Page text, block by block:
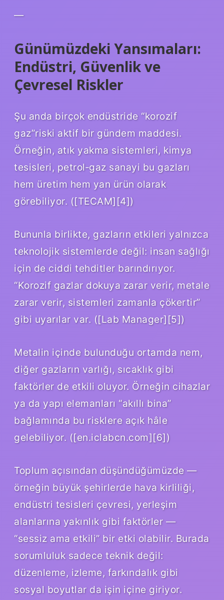
—
Günümüzdeki Yansımaları:
Endüstri, Güvenlik ve
Çevresel Riskler
Şu anda birçok endüstride “korozif
gaz”riski aktif bir gündem maddesi.
Örneğin, atık yakma sistemleri, kimya
tesisleri, petrol‑gaz sanayi bu gazları
hem üretim hem yan ürün olarak
görebiliyor. ([TECAM][4])
Bununla birlikte, gazların etkileri yalnızca
teknolojik sistemlerde değil: insan sağlığı
için de ciddi tehditler barındırıyor.
“Korozif gazlar dokuya zarar verir, metale
zarar verir, sistemleri zamanla çökertir”
gibi uyarılar var. ([Lab Manager][5])
Metalin içinde bulunduğu ortamda nem,
diğer gazların varlığı, sıcaklık gibi
faktörler de etkili oluyor. Örneğin cihazlar
ya da yapı elemanları “akıllı bina”
bağlamında bu risklere açık hâle
gelebiliyor. ([en.iclabcn.com][6])
Toplum açısından düşündüğümüzde —
örneğin büyük şehirlerde hava kirliliği,
endüstri tesisleri çevresi, yerleşim
alanlarına yakınlık gibi faktörler —
“sessiz ama etkili” bir etki olabilir. Burada
sorumluluk sadece teknik değil:
düzenleme, izleme, farkındalık gibi
sosyal boyutlar da işin içine giriyor.